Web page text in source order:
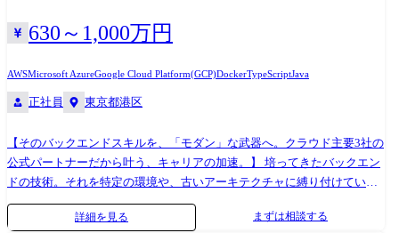
【Go/決済】 金融業界向け 高可用性が求められる決済システムのマイ
クロサービス開発 【Node.js/DX】 DXデータ基盤の整備・開発におけ
幹システム開発から、 Go/Node.jsを活用したクラウドネイティブなアジ
ャイル開発・マイクロサービス開発まで、 さまざまな案件を通じて技術
630～1,000万円
AWSMicrosoft AzureGoogle Cloud Platform(GCP)DockerTypeScriptJava
正社員 東京都港区
【そのバックエンドスキルを、「モダン」な武器へ。クラウド主要3社の
公式パートナーだから叶う、キャリアの加速。】 培ってきたバックエン
ドの技術。それを特定の環境や、古いアーキテクチャに縛り付けていま
せんか? クラウドワークスコンサルティングは、AWS、Azure、Google
Cloudすべての公式パートナーシップを締結。この圧倒的な背景があるか
詳細を見る まずは相談する